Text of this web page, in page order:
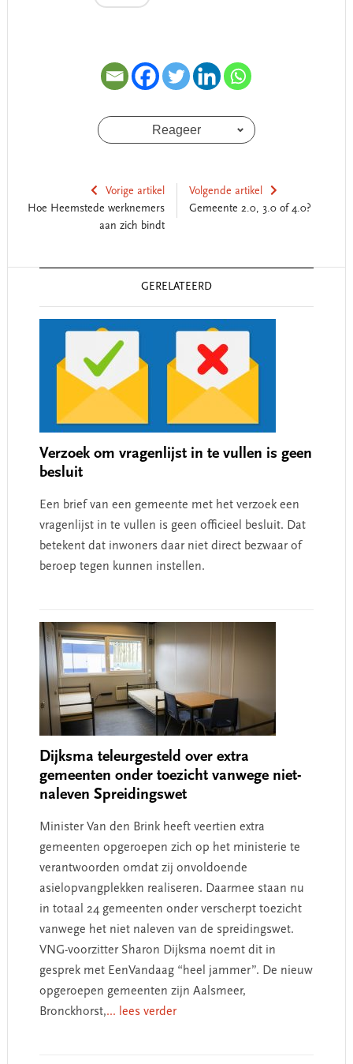
Reageer
Vorige artikel
Hoe Heemstede werknemers
aan zich bindt
Volgende artikel
Gemeente 2.0, 3.0 of 4.0?
GERELATEERD
Verzoek om vragenlijst in te vullen is geen
besluit
Een brief van een gemeente met het verzoek een
vragenlijst in te vullen is geen officieel besluit. Dat
betekent dat inwoners daar niet direct bezwaar of
beroep tegen kunnen instellen.
Dijksma teleurgesteld over extra
gemeenten onder toezicht vanwege niet-
naleven Spreidingswet
Minister Van den Brink heeft veertien extra
gemeenten opgeroepen zich op het ministerie te
verantwoorden omdat zij onvoldoende
asielopvangplekken realiseren. Daarmee staan nu
in totaal 24 gemeenten onder verscherpt toezicht
vanwege het niet naleven van de spreidingswet.
VNG-voorzitter Sharon Dijksma noemt dit in
gesprek met EenVandaag “heel jammer”. De nieuw
opgeroepen gemeenten zijn Aalsmeer,
Bronckhorst,... lees verder